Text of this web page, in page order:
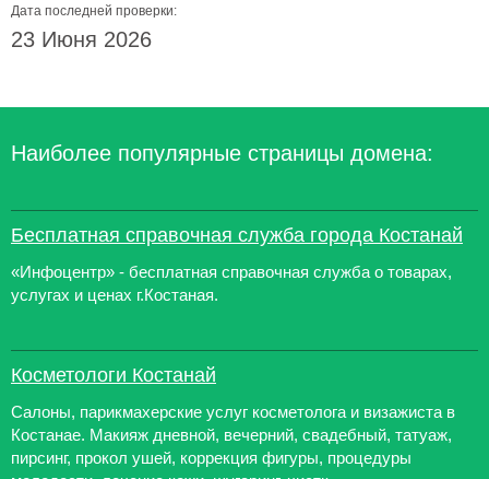
Дата последней проверки:
23 Июня 2026
Наиболее популярные страницы домена:
Бесплатная справочная служба города Костанай
«Инфоцентр» - бесплатная справочная служба о товарах,
услугах и ценах г.Костаная.
Косметологи Костанай
Салоны, парикмахерские услуг косметолога и визажиста в
Костанае. Макияж дневной, вечерний, свадебный, татуаж,
пирсинг, прокол ушей, коррекция фигуры, процедуры